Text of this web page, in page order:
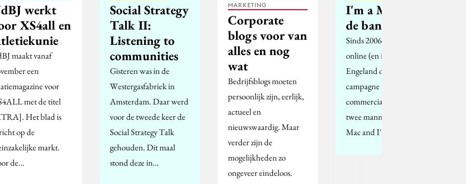
werkt
XS4all en
maakt vanaf
een
voor
met de titel
Het blad is
op de
markt.
de…
Social Strategy
Talk II:
Listening to
communities
Gisteren was in de
Westergasfabriek in
Amsterdam. Daar werd
voor de tweede keer de
Social Strategy Talk
gehouden. Dit maal
stond deze in…
MARKETING
Corporate
blogs voor van
alles en nog
wat
Bedrijfsblogs moeten
persoonlijk zijn, eerlijk,
actueel en
nieuwswaardig. Maar
verder zijn de
mogelijkheden zo
ongeveer eindeloos.
I'm a Mac ...
de banner
Sinds 2006 voert Apple
online (en in de VS en
Engeland op TV)
campagne met
commercials met de
twee mannetjes: I'm a
Mac and I'm a PC.…